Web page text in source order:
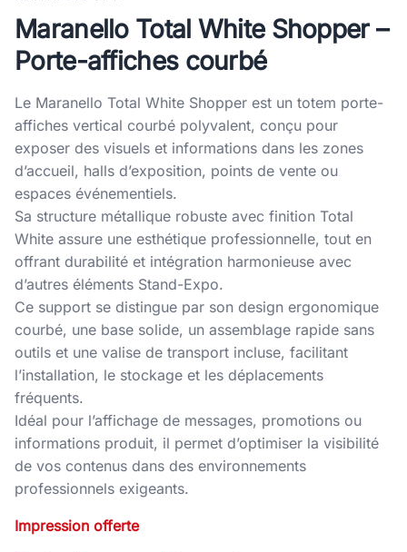
Maranello Total White Shopper –
Porte-affiches courbé
Le Maranello Total White Shopper est un totem porte-
affiches vertical courbé polyvalent, conçu pour
exposer des visuels et informations dans les zones
d’accueil, halls d’exposition, points de vente ou
espaces événementiels.
Sa structure métallique robuste avec finition Total
White assure une esthétique professionnelle, tout en
offrant durabilité et intégration harmonieuse avec
d’autres éléments Stand-Expo.
Ce support se distingue par son design ergonomique
courbé, une base solide, un assemblage rapide sans
outils et une valise de transport incluse, facilitant
l’installation, le stockage et les déplacements
fréquents.
Idéal pour l’affichage de messages, promotions ou
informations produit, il permet d’optimiser la visibilité
de vos contenus dans des environnements
professionnels exigeants.
Impression offerte